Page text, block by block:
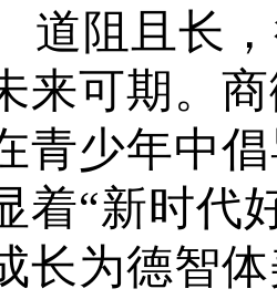
道阻且长
来可期。
青少年中
着“新时代
长为德智